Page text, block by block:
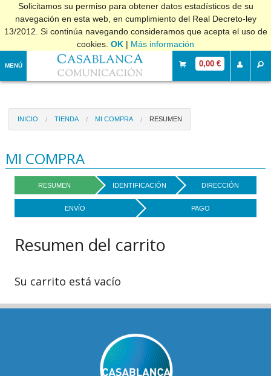
Solicitamos su permiso para obtener datos estadísticos de su
navegación en esta web, en cumplimiento del Real Decreto-ley
13/2012. Si continúa navegando consideramos que acepta el uso de
cookies. OK | Más información
MENÚ 0,00 €
INICIO TIENDA MI COMPRA RESUMEN
MI COMPRA
RESUMEN IDENTIFICACIÓN DIRECCIÓN
ENVÍO PAGO
Resumen del carrito
Su carrito está vacío